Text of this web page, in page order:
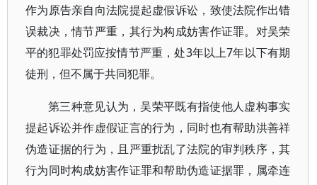
作为原告亲自向法院提起虚假诉讼，致使法院作出错
误裁决，情节严重，其行为构成妨害作证罪。对吴荣
平的犯罪处罚应按情节严重，处3年以上7年以下有期
徒刑，但不属于共同犯罪。
第三种意见认为，吴荣平既有指使他人虚构事实
提起诉讼并作虚假证言的行为，同时也有帮助洪善祥
伪造证据的行为，且严重扰乱了法院的审判秩序，其
行为同时构成妨害作证罪和帮助伪造证据罪，属牵连